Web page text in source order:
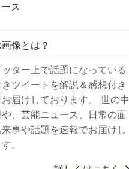
ス
像とは？
ター上で話題になっている
ツイートを解説＆感想付き
届けしております。 世の中
、芸能ニュース、日常の面
事や話題を速報でお届けし
。